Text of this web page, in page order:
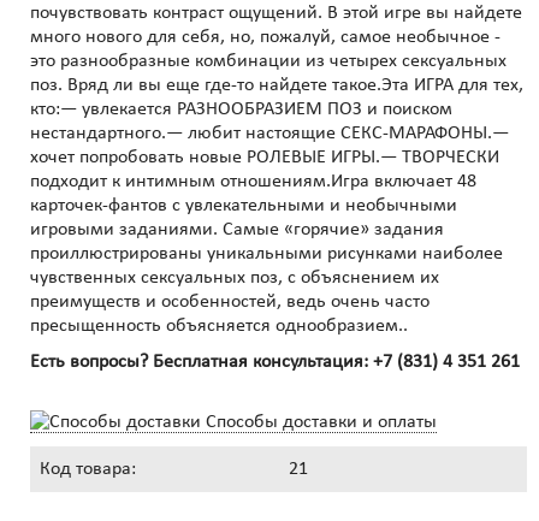
почувствовать контраст ощущений. В этой игре вы найдете
много нового для себя, но, пожалуй, самое необычное -
это разнообразные комбинации из четырех сексуальных
поз. Вряд ли вы еще где-то найдете такое.Эта ИГРА для тех,
кто:— увлекается РАЗНООБРАЗИЕМ ПОЗ и поиском
нестандартного.— любит настоящие СЕКС-МАРАФОНЫ.—
хочет попробовать новые РОЛЕВЫЕ ИГРЫ.— ТВОРЧЕСКИ
подходит к интимным отношениям.Игра включает 48
карточек-фантов с увлекательными и необычными
игровыми заданиями. Самые «горячие» задания
проиллюстрированы уникальными рисунками наиболее
чувственных сексуальных поз, с объяснением их
преимуществ и особенностей, ведь очень часто
пресыщенность объясняется однообразием..
Есть вопросы? Бесплатная консультация: +7 (831) 4 351 261
Способы доставки и оплаты
Код товара: 21